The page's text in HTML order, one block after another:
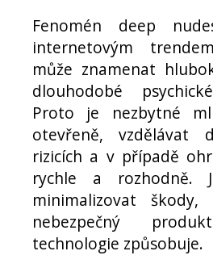
Fenomén deep
internetovým
může znamenat
dlouhodobé
Proto je nezbytné
otevřeně,
rizicích a v případě
rychle a rozhodně.
minimalizovat
nebezpečný
technologie způsobuje.